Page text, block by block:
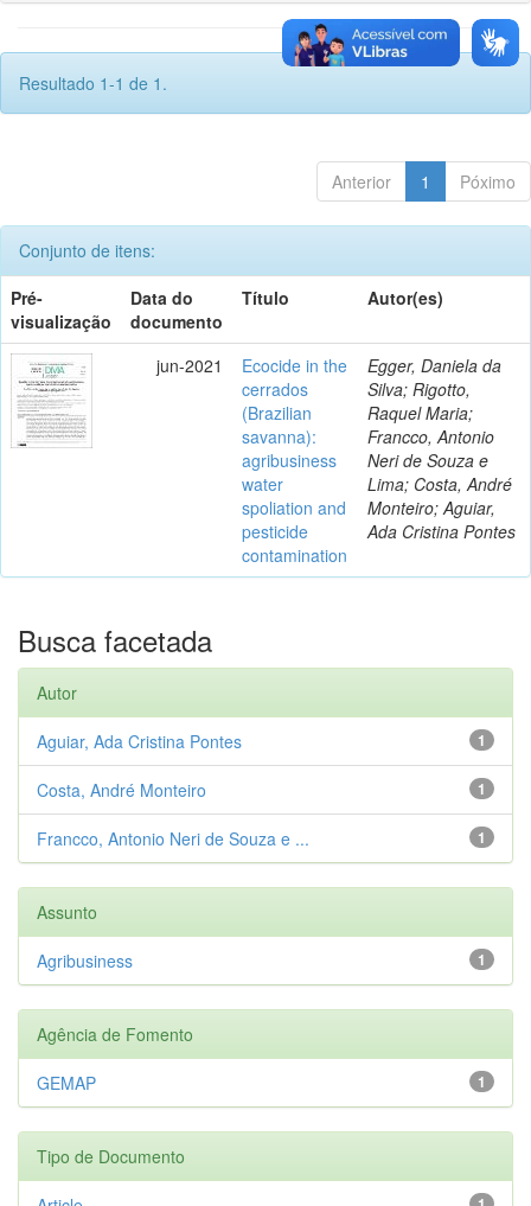
Resultado 1-1 de 1.
Anterior 1 Póximo
Conjunto de itens:
Pré-
visualização
Data do
documento
Título Autor(es)
jun-2021
Ecocide in the
cerrados
(Brazilian
savanna):
agribusiness
water
spoliation and
pesticide
contamination
Egger, Daniela da
Silva; Rigotto,
Raquel Maria;
Francco, Antonio
Neri de Souza e
Lima; Costa, André
Monteiro; Aguiar,
Ada Cristina Pontes
Busca facetada
Autor
1
Aguiar, Ada Cristina Pontes
1
Costa, André Monteiro
1
Francco, Antonio Neri de Souza e ...
Assunto
1
Agribusiness
Agência de Fomento
1
GEMAP
Tipo de Documento